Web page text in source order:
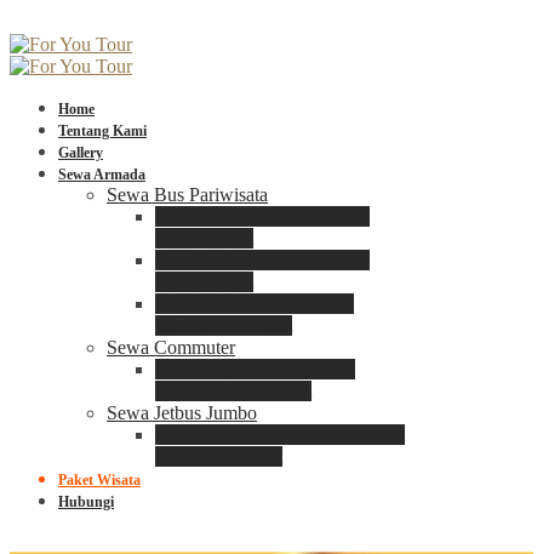
Home
Tentang Kami
Gallery
Sewa Armada
Sewa Bus Pariwisata
Sewa Commuter
Sewa Jetbus Jumbo
Paket Wisata
Hubungi